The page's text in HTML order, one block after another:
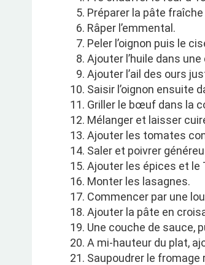
Préparer la pâte
Râper l’emmental.
Peler l’oignon puis le
Ajouter l’huile dans
Ajouter l’ail des ours
Saisir l’oignon ensuite
Griller le bœuf dans la
Mélanger et laisser
Ajouter les tomates
Saler et poivrer
Ajouter les épices et le
Monter les lasagnes.
Commencer par une
Ajouter la pâte en
Une couche de sauce,
A mi-hauteur du plat,
Saupoudrer le fromage